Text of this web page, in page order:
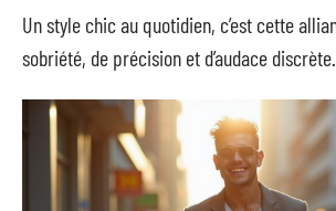
Un style chic au quotidien, c’est cette
sobriété, de précision et d’audace discrète.